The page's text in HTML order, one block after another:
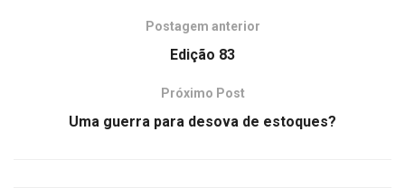
Postagem anterior
Edição 83
Próximo Post
Uma guerra para desova de estoques?